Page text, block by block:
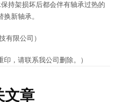
持架损坏后都会伴有轴承过热的
新轴承。
有限公司）
印，请联系我公司删除。）
文章